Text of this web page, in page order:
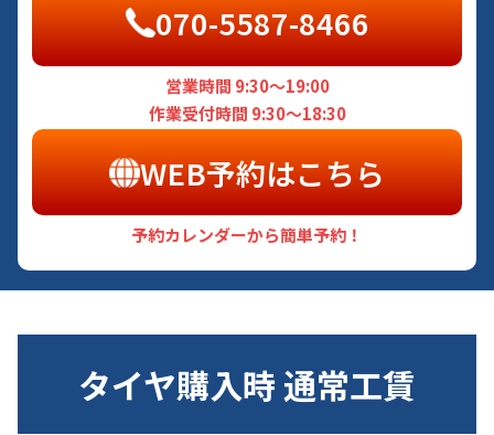
070-5587-8466
営業時間 9:30～19:00
作業受付時間 9:30～18:30
WEB予約はこちら
予約カレンダーから簡単予約！
タイヤ購入時 通常工賃